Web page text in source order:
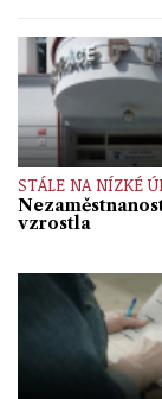
STÁLE NA NÍZKÉ
vzrostla